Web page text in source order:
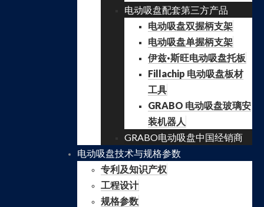
电动吸盘配套第三方产品
电动吸盘双握柄支架
电动吸盘单握柄支架
伊兹·斯旺电动吸盘托板
Fillachip 电动吸盘板材
工具
GRABO 电动吸盘玻璃安
装机器人
GRABO电动吸盘中国经销商
电动吸盘技术与规格参数
专利及知识产权
工程设计
规格参数